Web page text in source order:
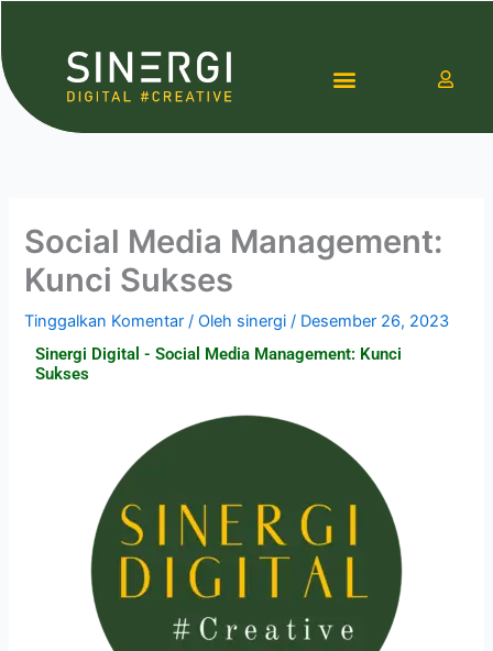
konten
Social Media Management:
Kunci Sukses
Tinggalkan Komentar / Oleh sinergi/ Desember 26, 2023
Sinergi Digital - Social Media Management: Kunci
Sukses